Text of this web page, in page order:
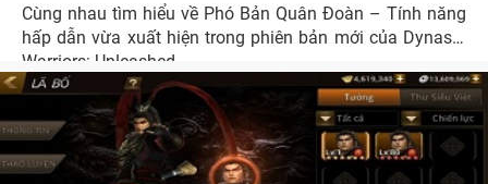
Cùng nhau tìm hiểu về Phó Bản Quân Đoàn – Tính năng
hấp dẫn vừa xuất hiện trong phiên bản mới của Dynasty
Warriors: Unleashed.